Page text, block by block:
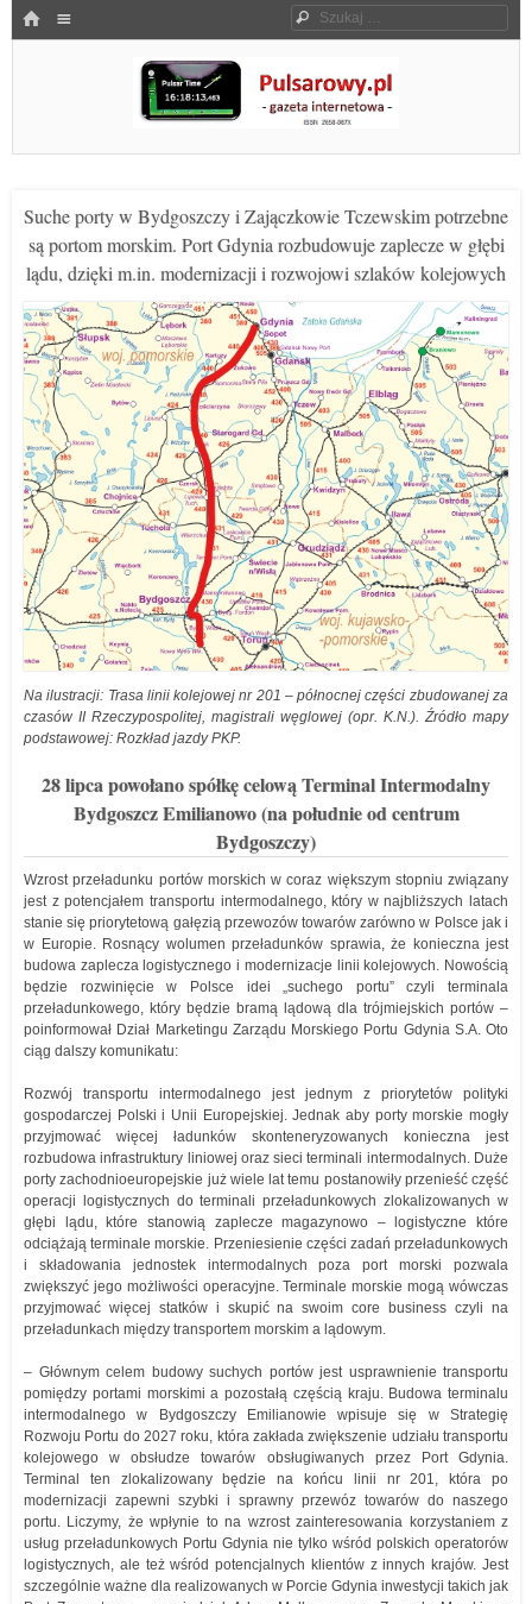
HOME Szukaj
Pulsarowy.pl
Suche porty w Bydgoszczy i Zajączkowie Tczewskim potrzebne
są portom morskim. Port Gdynia rozbudowuje zaplecze w głębi
lądu, dzięki m.in. modernizacji i rozwojowi szlaków kolejowych
Na ilustracji: Trasa linii kolejowej nr 201 – północnej części zbudowanej za
czasów II Rzeczypospolitej, magistrali węglowej (opr. K.N.). Źródło mapy
podstawowej: Rozkład jazdy PKP.
28 lipca powołano spółkę celową Terminal Intermodalny
Bydgoszcz Emilianowo (na południe od centrum
Bydgoszczy)
Wzrost przeładunku portów morskich w coraz większym stopniu związany
jest z potencjałem transportu intermodalnego, który w najbliższych latach
stanie się priorytetową gałęzią przewozów towarów zarówno w Polsce jak i
w Europie. Rosnący wolumen przeładunków sprawia, że konieczna jest
budowa zaplecza logistycznego i modernizacje linii kolejowych. Nowością
będzie rozwinięcie w Polsce idei „suchego portu” czyli terminala
przeładunkowego, który będzie bramą lądową dla trójmiejskich portów –
poinformował Dział Marketingu Zarządu Morskiego Portu Gdynia S.A. Oto
ciąg dalszy komunikatu:
Rozwój transportu intermodalnego jest jednym z priorytetów polityki
gospodarczej Polski i Unii Europejskiej. Jednak aby porty morskie mogły
przyjmować więcej ładunków skonteneryzowanych konieczna jest
rozbudowa infrastruktury liniowej oraz sieci terminali intermodalnych. Duże
porty zachodnioeuropejskie już wiele lat temu postanowiły przenieść część
operacji logistycznych do terminali przeładunkowych zlokalizowanych w
głębi lądu, które stanowią zaplecze magazynowo – logistyczne które
odciążają terminale morskie. Przeniesienie części zadań przeładunkowych
i składowania jednostek intermodalnych poza port morski pozwala
zwiększyć jego możliwości operacyjne. Terminale morskie mogą wówczas
przyjmować więcej statków i skupić na swoim core business czyli na
przeładunkach między transportem morskim a lądowym.
– Głównym celem budowy suchych portów jest usprawnienie transportu
pomiędzy portami morskimi a pozostałą częścią kraju. Budowa terminalu
intermodalnego w Bydgoszczy Emilianowie wpisuje się w Strategię
Rozwoju Portu do 2027 roku, która zakłada zwiększenie udziału transportu
kolejowego w obsłudze towarów obsługiwanych przez Port Gdynia.
Terminal ten zlokalizowany będzie na końcu linii nr 201, która po
modernizacji zapewni szybki i sprawny przewóz towarów do naszego
portu. Liczymy, że wpłynie to na wzrost zainteresowania korzystaniem z
usług przeładunkowych Portu Gdynia nie tylko wśród polskich operatorów
logistycznych, ale też wśród potencjalnych klientów z innych krajów. Jest
szczególnie ważne dla realizowanych w Porcie Gdynia inwestycji takich jak